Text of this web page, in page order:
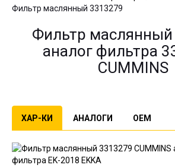
Фильтр маслянный 3313279
Фильтр маслянный
аналог фильтра
CUMMINS
ХАР-КИ АНАЛОГИ OEM